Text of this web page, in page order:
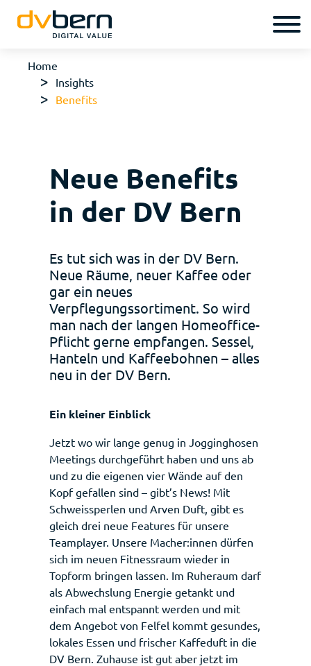
Home
Insights
Benefits
Neue Benefits
in der DV Bern
Es tut sich was in der DV Bern.
Neue Räume, neuer Kaffee oder
gar ein neues
Verpflegungssortiment. So wird
man nach der langen Homeoffice-
Pflicht gerne empfangen. Sessel,
Hanteln und Kaffeebohnen – alles
neu in der DV Bern.
Ein kleiner Einblick
Jetzt wo wir lange genug in Jogginghosen
Meetings durchgeführt haben und uns ab
und zu die eigenen vier Wände auf den
Kopf gefallen sind – gibt’s News! Mit
Schweissperlen und Arven Duft, gibt es
gleich drei neue Features für unsere
Teamplayer. Unsere Macher:innen dürfen
sich im neuen Fitnessraum wieder in
Topform bringen lassen. Im Ruheraum darf
als Abwechslung Energie getankt und
einfach mal entspannt werden und mit
dem Angebot von Felfel kommt gesundes,
lokales Essen und frischer Kaffeduft in die
DV Bern. Zuhause ist gut aber jetzt im